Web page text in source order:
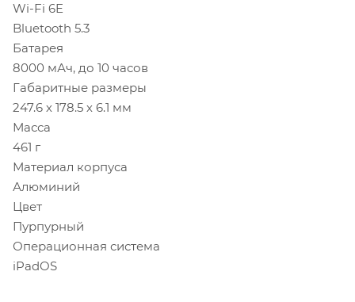
Wi-Fi 6E
Bluetooth 5.3
Батарея
8000 мАч, до 10 часов
Габаритные размеры
247.6 х 178.5 х 6.1 мм
Масса
461 г
Материал корпуса
Алюминий
Цвет
Пурпурный
Операционная система
iPadOS